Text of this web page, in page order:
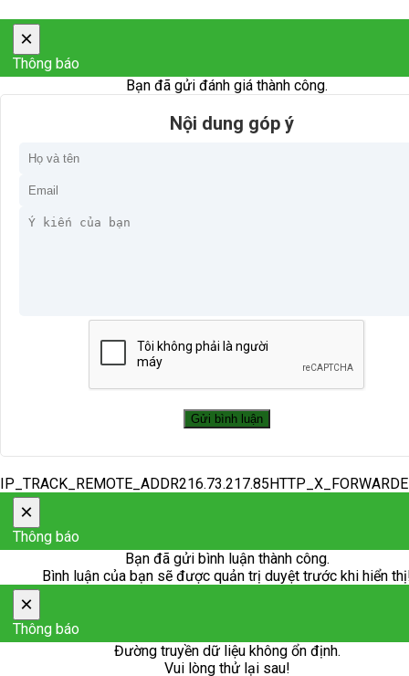
×
Thông báo
Bạn đã gửi đánh giá thành công.
Nội dung góp ý
×
Thông báo
Bạn đã gửi bình luận thành công.
Bình luận của bạn sẽ được quản trị duyệt trước khi hiển
×
Thông báo
Đường truyền dữ liệu không ổn định.
Vui lòng thử lại sau!